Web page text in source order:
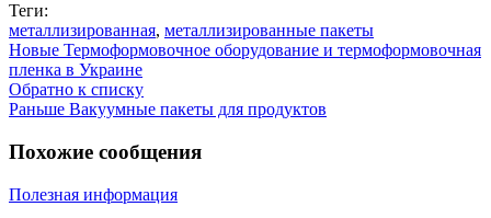
Теги:
металлизированная, металлизированные пакеты
Новые Термоформовочное оборудование и термоформовочная
пленка в Украине
Обратно к списку
Раньше Вакуумные пакеты для продуктов
Похожие сообщения
Полезная информация